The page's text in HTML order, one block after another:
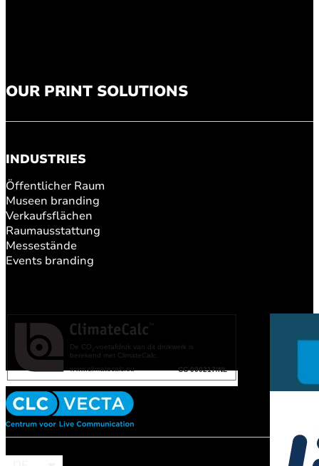
OUR PRINT SOLUTIONS
INDUSTRIES
Öffentlicher Raum
Museen branding
Verkaufsflächen
Raumausstattung
Messestände
Events branding